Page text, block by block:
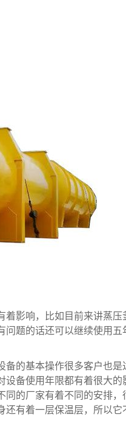
影响，比如目前来讲蒸压
题的话还可以继续使用五
的基本操作很多客户也是
备使用年限都有着很大的
的厂家有着不同的安排，
有着一层保温层，所以